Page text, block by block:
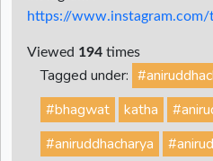
https://
Viewed 194 times
Tagged under:
#bhagwat
katha
#aniruddhacharya